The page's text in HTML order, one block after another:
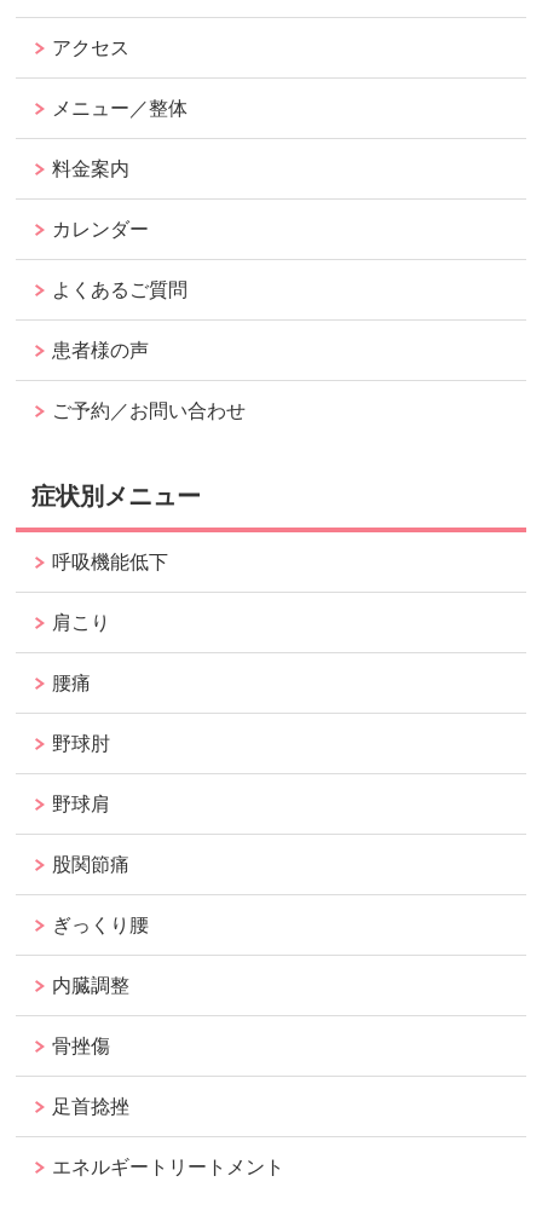
アクセス
メニュー／整体
料金案内
カレンダー
よくあるご質問
患者様の声
ご予約／お問い合わせ
症状別メニュー
呼吸機能低下
肩こり
腰痛
野球肘
野球肩
股関節痛
ぎっくり腰
内臓調整
骨挫傷
足首捻挫
エネルギートリートメント